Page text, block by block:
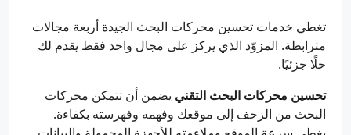
تغطي خدمات تحسين محركات البحث الجيدة أربعة مجالات
مترابطة. المزوّد الذي يركز على مجال واحد فقط يقدم لك
حلًا جزئيًا.
تحسين محركات البحث التقني يضمن أن تتمكن محركات
البحث من الزحف إلى موقعك وفهمه وفهرسته بكفاءة.